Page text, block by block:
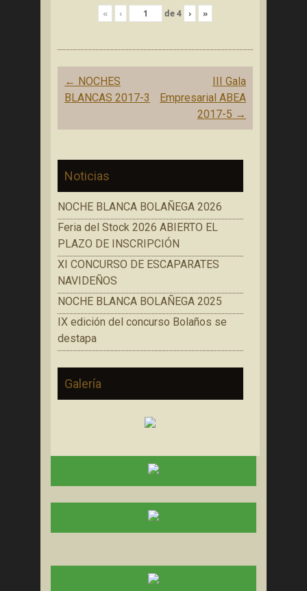
« ‹ de4 › »
Navegación
de
← NOCHES
BLANCAS 2017-3
III Gala
Empresarial ABEA
2017-5 →
Noticias
NOCHE BLANCA BOLAÑEGA 2026
Feria del Stock 2026 ABIERTO EL
PLAZO DE INSCRIPCIÓN
XI CONCURSO DE ESCAPARATES
NAVIDEÑOS
NOCHE BLANCA BOLAÑEGA 2025
IX edición del concurso Bolaños se
destapa
Galería